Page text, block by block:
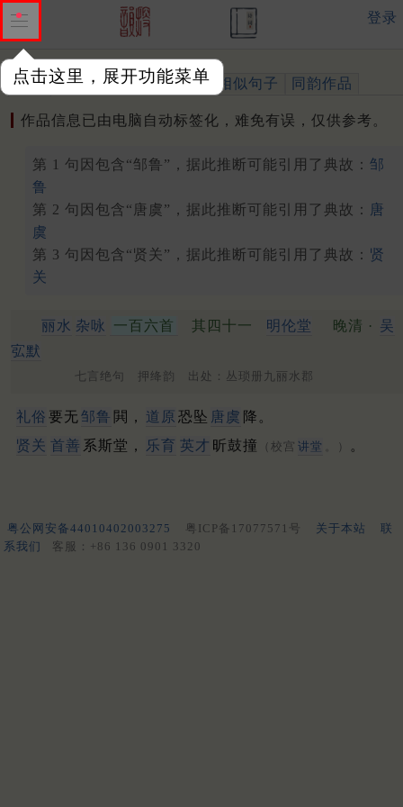
点击这里，展开功能菜单
登录
作品 标注四声 出处、引用 相似句子 同韵作品
作品信息已由电脑自动标签化，难免有误，仅供参考。
第 1 句因包含“邹鲁”，据此推断可能引用了典故： 邹
鲁
第 2 句因包含“唐虞”，据此推断可能引用了典故： 唐
虞
第 3 句因包含“贤关”，据此推断可能引用了典故： 贤
关
丽水 杂咏 一百六首 其四十一 明伦堂 晚清 ·
吴
宖默
七言绝句 押绛韵 出处：丛琐册九丽水郡
礼俗 要无邹鲁 閧， 道原 恐坠 唐虞 降。
贤关 首善 系斯堂， 乐育 英才 昕鼓撞 （校宫 讲堂 。） 。
粤公网安备44010402003275 粤ICP备17077571号 关于本站
联
系我们
客服：+86 136 0901 3320